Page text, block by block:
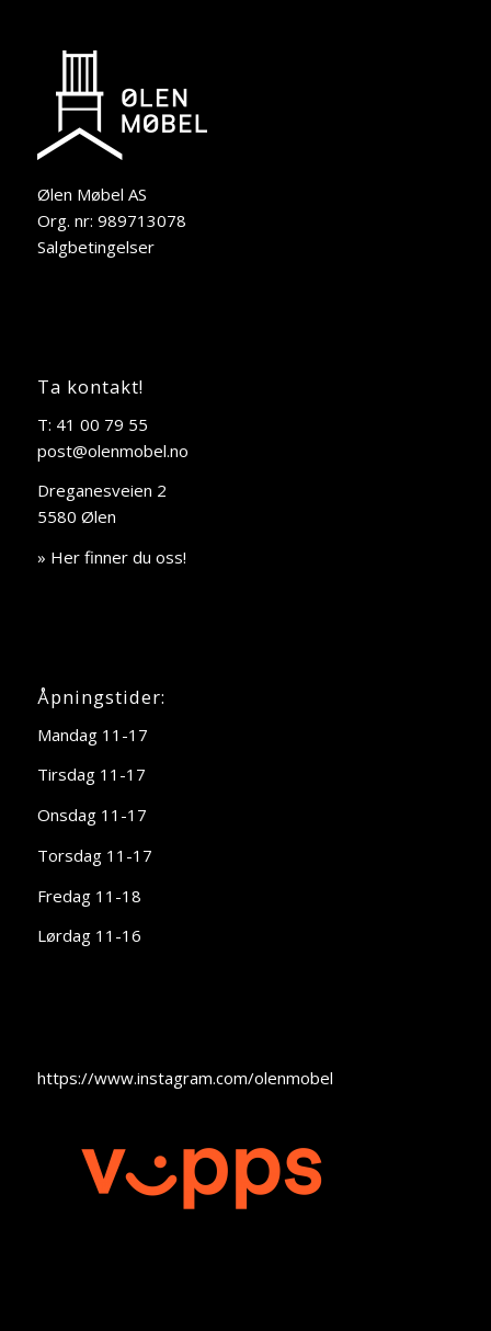
Ølen Møbel AS
Org. nr: 989713078
Salgbetingelser
Ta kontakt!
T: 41 00 79 55
post@olenmobel.no
Dreganesveien 2
5580 Ølen
» Her finner du oss!
Åpningstider:
Mandag 11-17
Tirsdag 11-17
Onsdag 11-17
Torsdag 11-17
Fredag 11-18
Lørdag 11-16
https://www.instagram.com/olenmobel